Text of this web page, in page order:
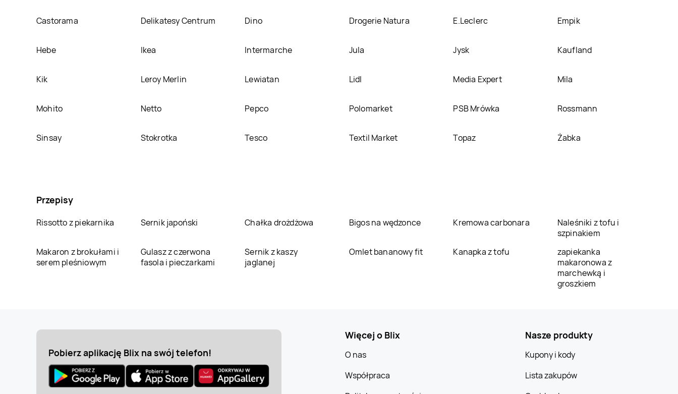
Castorama Delikatesy Centrum Dino Drogerie Natura E.Leclerc Empik
Hebe Ikea Intermarche Jula Jysk Kaufland
Kik Leroy Merlin Lewiatan Lidl Media Expert Mila
Mohito Netto Pepco Polomarket PSB Mrówka Rossmann
Sinsay Stokrotka Tesco Textil Market Topaz Żabka
Przepisy
Rissotto z piekarnika Sernik japoński Chałka drożdżowa Bigos na wędzonce Kremowa carbonara
Naleśniki z tofu i
szpinakiem
Makaron z brokułami i
serem pleśniowym
Gulasz z czerwona
fasola i pieczarkami
Sernik z kaszy
jaglanej
Omlet bananowy fit Kanapka z tofu
zapiekanka
makaronowa z
marchewką i
groszkiem
Pobierz aplikację Blix na swój telefon!
Więcej o Blix
O nas
Współpraca
Nasze produkty
Kupony i kody
Lista zakupów